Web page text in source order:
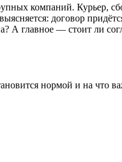
компаний. Курьер,
договор
А главное — стоит ли
нормой и на что